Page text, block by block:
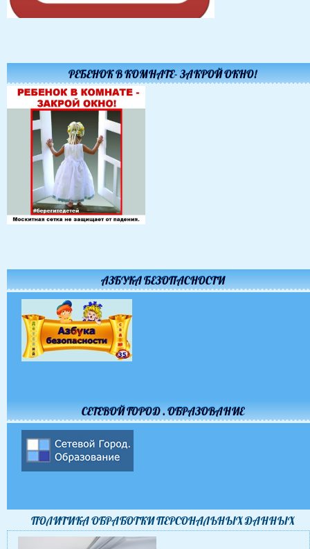
РЕБЕНОК В КОМНАТЕ- ЗАКРОЙ ОКНО!
АЗБУКА БЕЗОПАСНОСТИ
СЕТЕВОЙ ГОРОД . ОБРАЗОВАНИЕ
ПОЛИТИКА ОБРАБОТКИ ПЕРСОНАЛЬНЫХ ДАННЫХ